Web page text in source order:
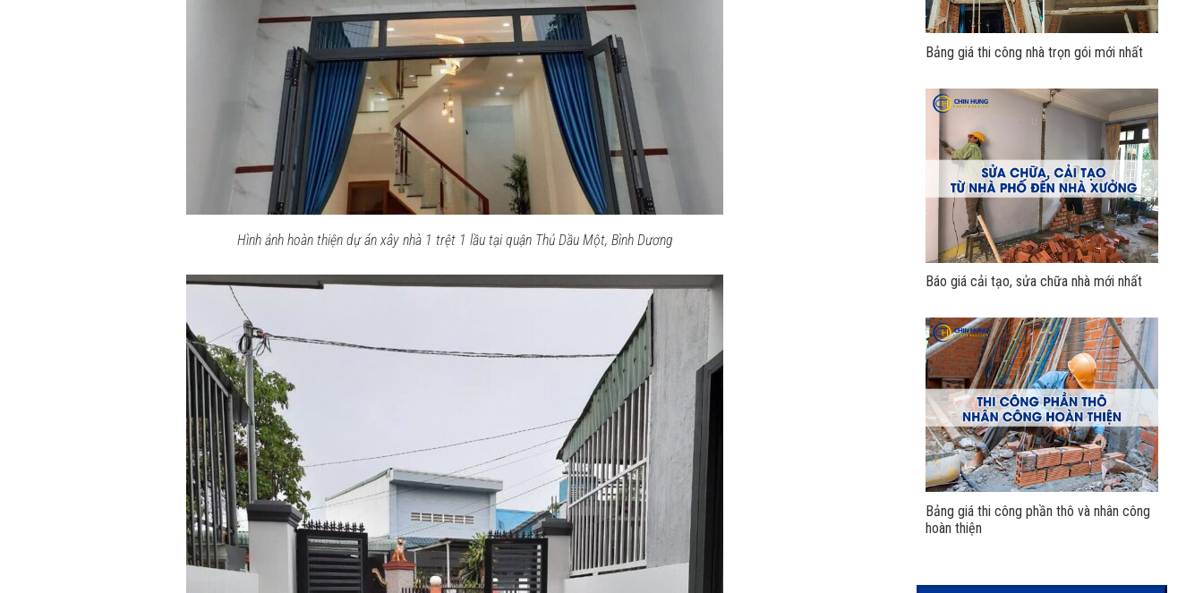
Hình ảnh hoàn thiện dự án xây nhà 1 trệt 1 lầu tại quận Thủ Dầu Một, Bình Dương
Bảng giá thi công nhà trọn gói mới nhất
Báo giá cải tạo, sửa chữa nhà mới nhất
Bảng giá thi công phần thô và nhân công
hoàn thiện